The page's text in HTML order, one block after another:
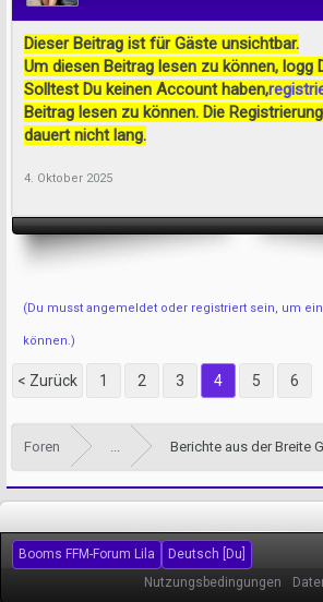
Dieser Beitrag ist für Gäste unsichtbar.
Um diesen Beitrag lesen zu können, logg
Solltest Du keinen Account haben,
Beitrag lesen zu können. Die
dauert nicht lang.
4. Oktober 2025
(Du musst angemeldet oder registriert sein, um
können.)
< Zurück 1 2 3 4 5 6
Foren ... Berichte aus der Breite
Booms FFM-Forum Lila
Deutsch [Du]
Nutzungsbedingungen